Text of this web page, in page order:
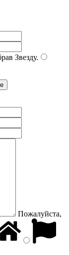
Звезду.
Пожалуйста,